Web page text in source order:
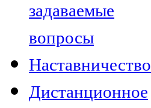
задаваемые
вопросы
Наставничество
Дистанционное